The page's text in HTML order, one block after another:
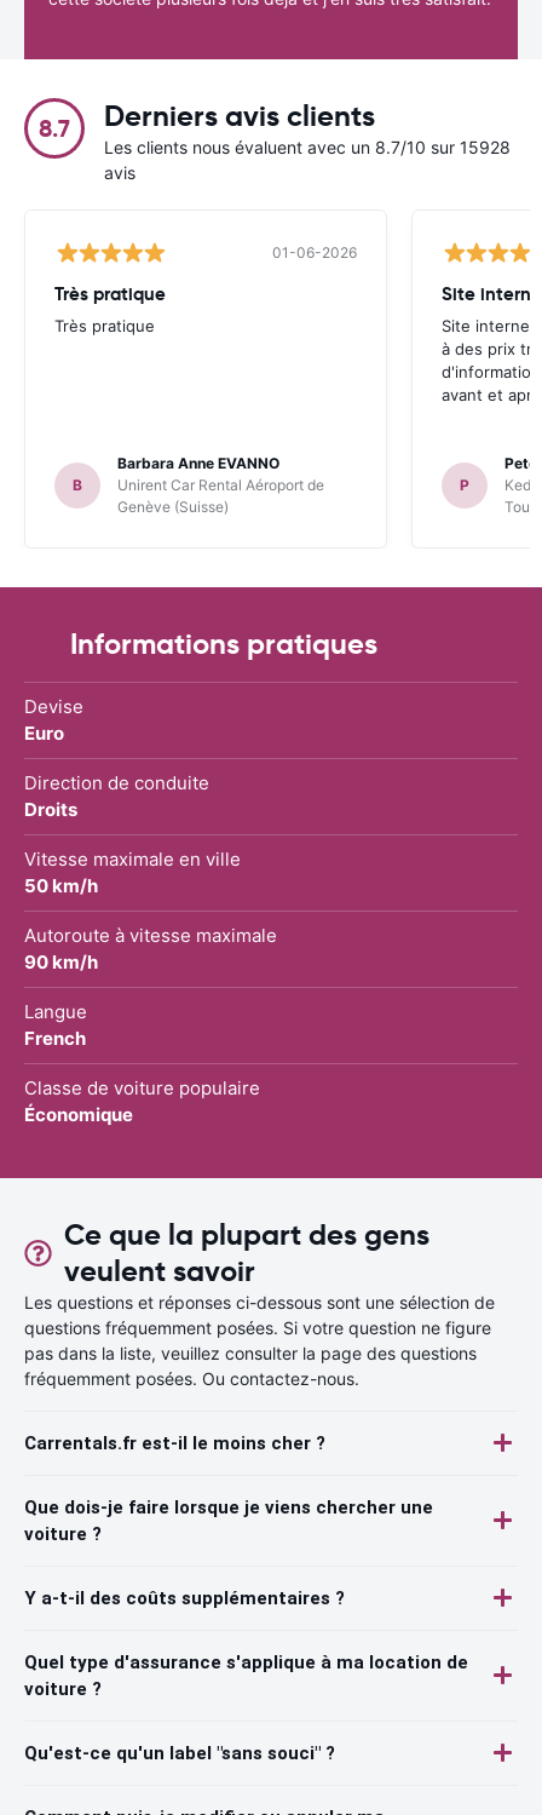
8.7 Derniers avis clients
Les clients nous évaluent avec un 8.7/10 sur 15928
avis
01-06-2026
Très pratique
Très pratique
B
Barbara Anne EVANNO
Unirent Car Rental Aéroport de
Genève (Suisse)
Site
Site internet
à des prix
avant et
P
Informations pratiques
Devise
Euro
Direction de conduite
Droits
Vitesse maximale en ville
50 km/h
Autoroute à vitesse maximale
90 km/h
Langue
French
Classe de voiture populaire
Économique
Ce que la plupart des gens
veulent savoir
Les questions et réponses ci-dessous sont une sélection de
questions fréquemment posées. Si votre question ne figure
pas dans la liste, veuillez consulter la page des questions
fréquemment posées. Ou contactez-nous.
Carrentals.fr est-il le moins cher ?
Que dois-je faire lorsque je viens chercher une
voiture ?
Y a-t-il des coûts supplémentaires ?
Quel type d'assurance s'applique à ma location de
voiture ?
Qu'est-ce qu'un label "sans souci" ?